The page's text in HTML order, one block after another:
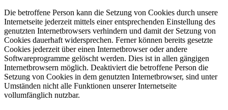
Die betroffene Person kann die Setzung von Cookies durch unsere
Internetseite jederzeit mittels einer entsprechenden Einstellung des
genutzten Internetbrowsers verhindern und damit der Setzung von
Cookies dauerhaft widersprechen. Ferner können bereits gesetzte
Cookies jederzeit über einen Internetbrowser oder andere
Softwareprogramme gelöscht werden. Dies ist in allen gängigen
Internetbrowsern möglich. Deaktiviert die betroffene Person die
Setzung von Cookies in dem genutzten Internetbrowser, sind unter
Umständen nicht alle Funktionen unserer Internetseite
vollumfänglich nutzbar.